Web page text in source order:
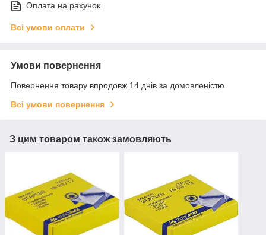
Оплата на рахунок
Всі умови оплати
Умови повернення
Повернення товару впродовж 14 днів за домовленістю
Всі умови повернення
З цим товаром також замовляють